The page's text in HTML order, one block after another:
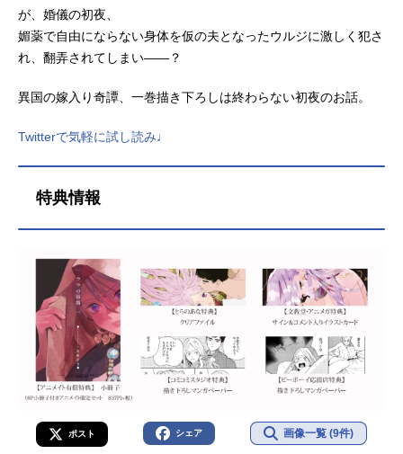
が、婚儀の初夜、
媚薬で自由にならない身体を仮の夫となったウルジに激しく犯さ
れ、翻弄されてしまい――？
異国の嫁入り奇譚、一巻描き下ろしは終わらない初夜のお話。
Twitterで気軽に試し読み♩
特典情報
ポスト シェア 画像一覧 (9件)